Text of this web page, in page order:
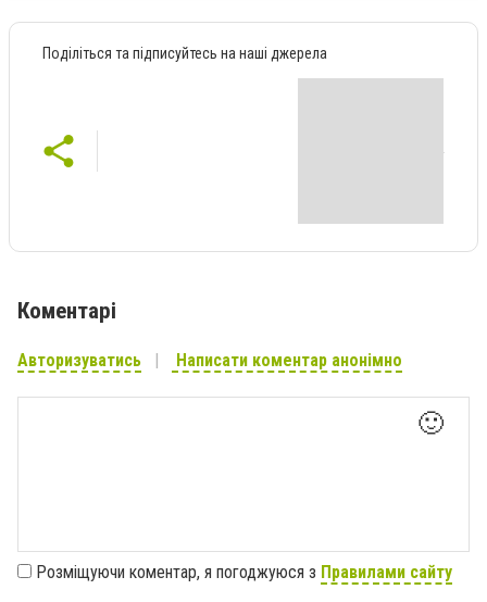
Поділіться та підписуйтесь на наші джерела
Коментарі
Авторизуватись Написати коментар анонімно
🙂
Розміщуючи коментар, я погоджуюся з Правилами сайту